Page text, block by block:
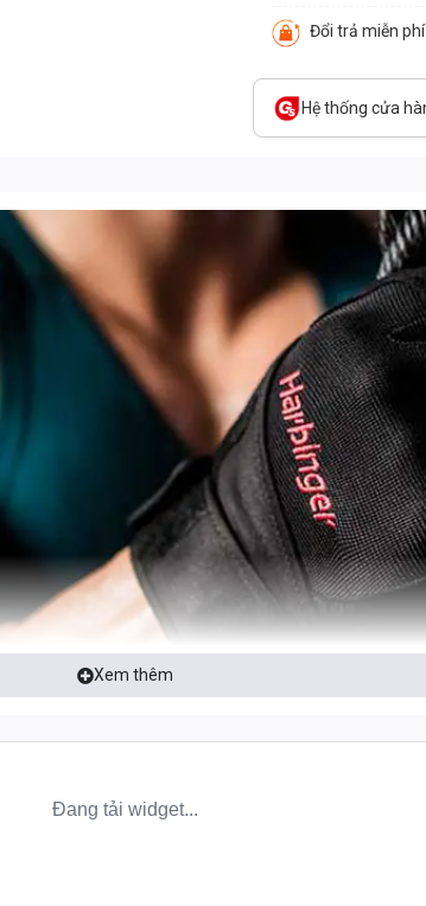
Đổi trả miễn
Hệ thống cửa
Xem thêm